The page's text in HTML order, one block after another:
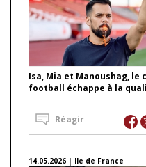
Isa, Mia et Manoushag,
football échappe à la
Réagir
14.05.2026 | Ile de France